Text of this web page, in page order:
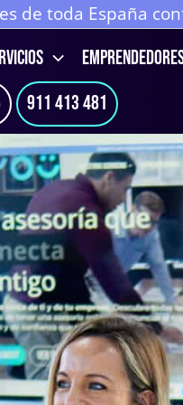
de toda España
911 413 481